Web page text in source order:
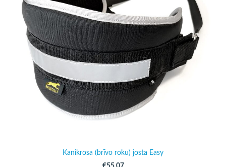
Kanikrosa (brīvo roku) josta Easy